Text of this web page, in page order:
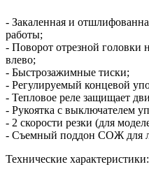
- Закаленная и
работы;
- Поворот отрезной головки
влево;
- Быстрозажимные тиски;
- Регулируемый концевой
- Тепловое реле защищает
- Рукоятка с выключателем
- 2 скорости резки (для
- Съемный поддон СОЖ для
Технические характеристики: